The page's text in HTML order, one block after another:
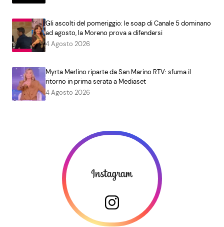
Gli ascolti del pomeriggio: le soap di Canale 5 dominano
ad agosto, la Moreno prova a difendersi
4 Agosto 2026
Myrta Merlino riparte da San Marino RTV: sfuma il
ritorno in prima serata a Mediaset
4 Agosto 2026